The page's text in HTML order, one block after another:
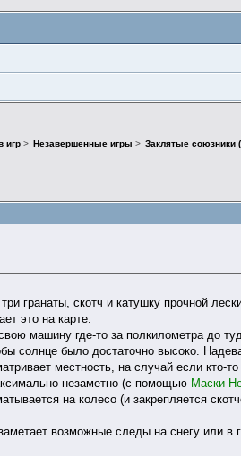
игр > Незавершенные игры > Заклятые союзники
гранаты, скотч и катушку прочной
это на карте.
машину где-то за полкилометра до
солнце было достаточно высоко.
местность, на случай если кто-
незаметно (с помощью Маски
на колесо (и закрепляется
возможные следы на снегу или в